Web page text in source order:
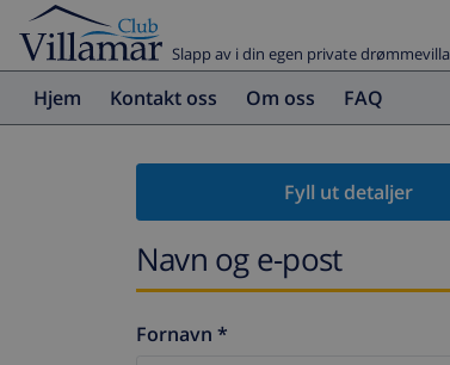
Slapp av i din egen private drømmevilla
Hjem Kontakt oss Om oss FAQ
Fyll ut detaljer
Navn og e-post
Fornavn *